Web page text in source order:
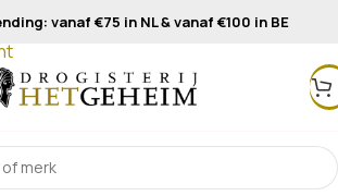
€75 in NL & vanaf €100 in BE
Aftersun